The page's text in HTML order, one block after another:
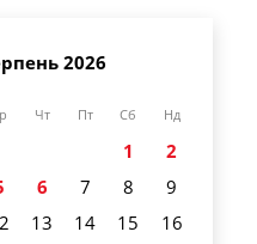
2026
Чт Пт Сб Нд
1
2
6 7 8
9
13 14 15
16